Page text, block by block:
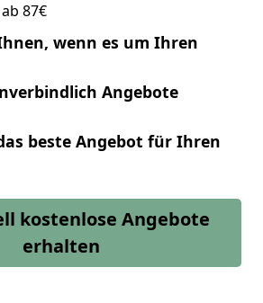
87€
wenn es um Ihren
Angebote
beste Angebot für Ihren
kostenlose Angebote
erhalten